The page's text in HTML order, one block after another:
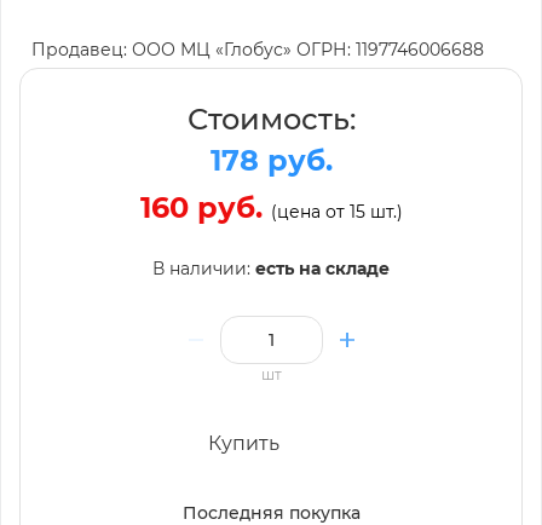
Продавец: ООО МЦ «Глобус» ОГРН: 1197746006688
Стоимость:
178 руб.
160 руб. (цена от 15 шт.)
В наличии: есть на складе
шт
Купить
Последняя покупка